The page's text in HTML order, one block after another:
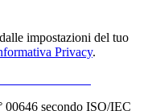
impostazioni del tuo
Privacy.
secondo ISO/IEC